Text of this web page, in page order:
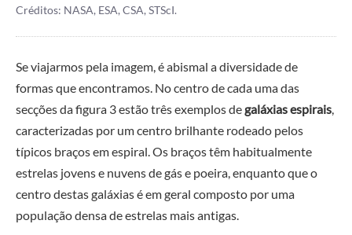
Créditos: NASA, ESA, CSA, STScI.
Se viajarmos pela imagem, é abismal a diversidade de
formas que encontramos. No centro de cada uma das
secções da figura 3 estão três exemplos degaláxias espirais,
caracterizadas por um centro brilhante rodeado pelos
típicos braços em espiral. Os braços têm habitualmente
estrelas jovens e nuvens de gás e poeira, enquanto que o
centro destas galáxias é em geral composto por uma
população densa de estrelas mais antigas.